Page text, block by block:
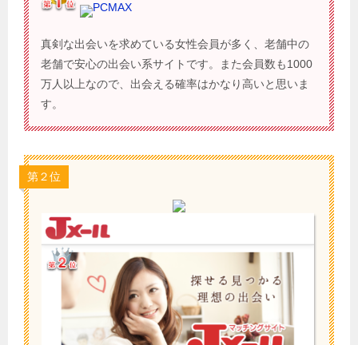
PCMAX
真剣な出会いを求めている女性会員が多く、老舗中の
老舗で安心の出会い系サイトです。また会員数も1000
万人以上なので、出会える確率はかなり高いと思いま
す。
第２位